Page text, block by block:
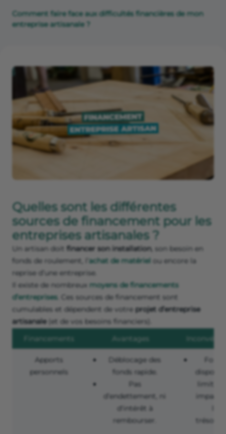
Comment faire face aux difficultés financières de mon
entreprise artisanale ?
Quelles sont les différentes
sources de financement pour les
entreprises artisanales ?
Un artisan doit financer son installation, son besoin en
fonds de roulement, l’ achat de matériel ou encore la
reprise d’une entreprise.
Il existe de nombreux moyens de financements
d’entreprises. Ces sources de financement sont
cumulables et dépendent de votre projet d’entreprise
artisanale (et de vos besoins financiers).
Financements
Avantages
Apports
personnels
Déblocage des
fonds rapide.
Pas
d’endettement, ni
d'intérêt à
rembourser.
limités
impact